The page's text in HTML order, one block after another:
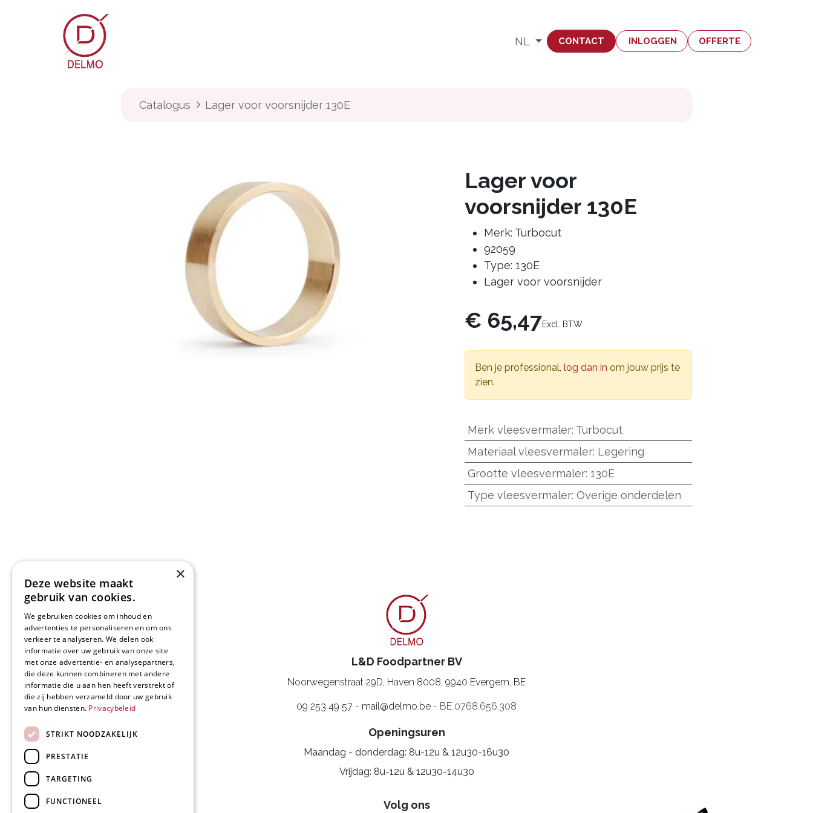
NL CONTACT INLOGGEN OFFERTE
Catalogus Lager voor voorsnijder 130E
Lager voor
voorsnijder 130E
Merk: Turbocut
92059
Type: 130E
Lager voor voorsnijder
€ 65,47Excl. BTW
Ben je professional,log dan in om jouw prijs te
zien.
Merk vleesvermaler: Turbocut
Materiaal vleesvermaler: Legering
Grootte vleesvermaler:130E
Type vleesvermaler:Overige onderdelen
L&D Foodpartner BV
Noorwegenstraat 29D, Haven 8008, 9940 Evergem, BE
09 253 49 57 - mail@delmo.be - BE 0768.656.308
Openingsuren
Maandag - donderdag: 8u-12u & 12u30-16u30
Vrijdag: 8u-12u & 12u30-14u30
Volg ons
×
Deze website maakt
gebruik van cookies.
We gebruiken cookies om inhoud en
advertenties te personaliseren en om ons
verkeer te analyseren. We delen ook
informatie over uw gebruik van onze site
met onze advertentie- en analysepartners,
die deze kunnen combineren met andere
informatie die u aan hen heeft verstrekt of
die zij hebben verzameld door uw gebruik
van hun diensten. Privacybeleid
STRIKT NOODZAKELIJK
PRESTATIE
TARGETING
FUNCTIONEEL